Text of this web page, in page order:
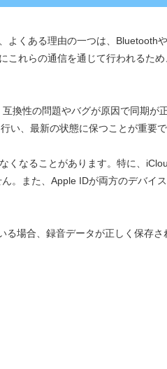
よくある理由の一つは、Bluetooth
これらの通信を通じて行われるた
換性の問題やバグが原因で同期が
い、最新の状態に保つことが重要で
くなることがあります。特に、
。また、Apple IDが両方のデバイ
場合、録音データが正しく保存